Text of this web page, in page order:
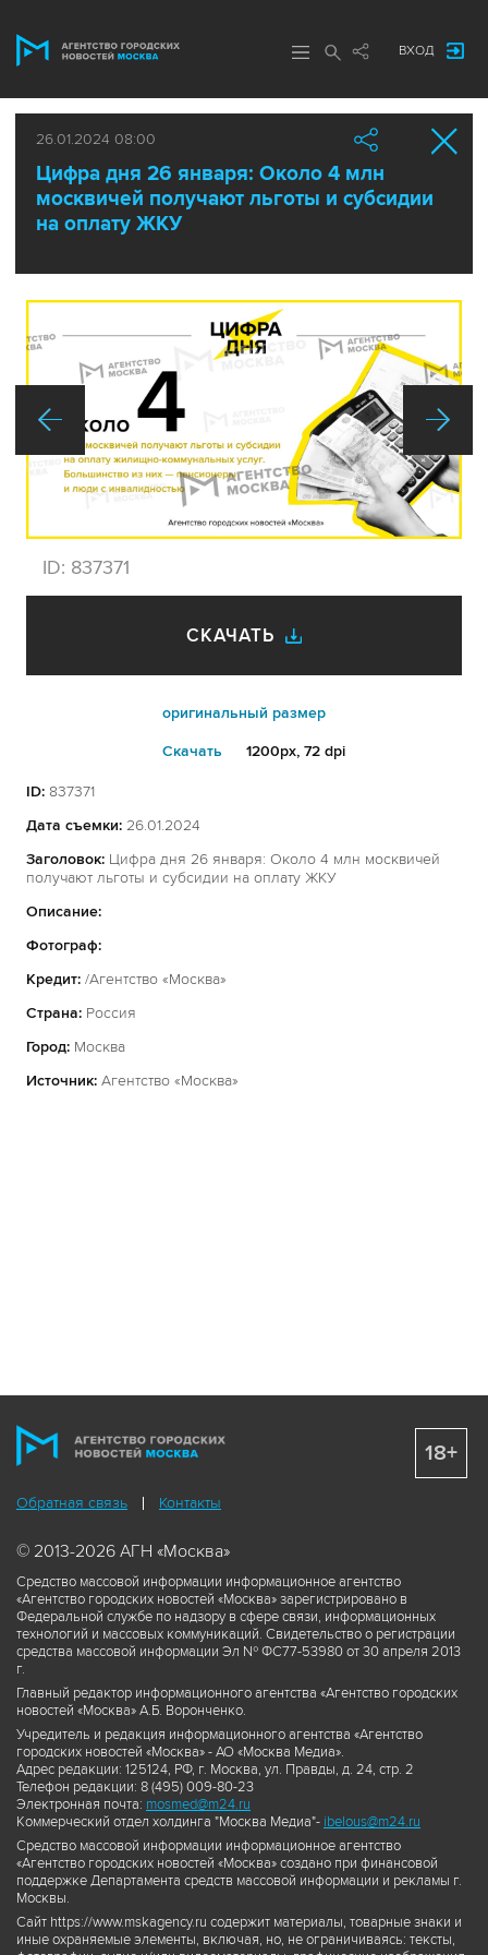
ВХОД
26.01.2024 08:00
Цифра дня 26 января: Около 4 млн
москвичей получают льготы и субсидии
на оплату ЖКУ
ID: 837371
СКАЧАТЬ
оригинальный размер
Cкачать 1200px, 72 dpi
ID: 837371
Дата съемки: 26.01.2024
Заголовок: Цифра дня 26 января: Около 4 млн москвичей
получают льготы и субсидии на оплату ЖКУ
Описание:
Фотограф:
Кредит: /Агентство «Москва»
Страна: Россия
Город: Москва
Источник: Агентство «Москва»
Обратная связь Контакты
© 2013-2026 АГН «Москва»
Средство массовой информации информационное агентство
«Агентство городских новостей «Москва» зарегистрировано в
Федеральной службе по надзору в сфере связи, информационных
технологий и массовых коммуникаций. Свидетельство о регистрации
средства массовой информации Эл № ФС77-53980 от 30 апреля 2013
г.
Главный редактор информационного агентства «Агентство городских
новостей «Москва» А.Б. Воронченко.
Учредитель и редакция информационного агентства «Агентство
городских новостей «Москва» - АО «Москва Медиа».
Адрес редакции: 125124, РФ, г. Москва, ул. Правды, д. 24, стр. 2
Телефон редакции: 8 (495) 009-80-23
Электронная почта: mosmed@m24.ru
Коммерческий отдел холдинга "Москва Медиа"- ibelous@m24.ru
Средство массовой информации информационное агентство
«Агентство городских новостей «Москва» создано при финансовой
поддержке Департамента средств массовой информации и рекламы г.
Москвы.
Сайт https://www.mskagency.ru содержит материалы, товарные знаки и
иные охраняемые элементы, включая, но, не ограничиваясь: тексты,
18+